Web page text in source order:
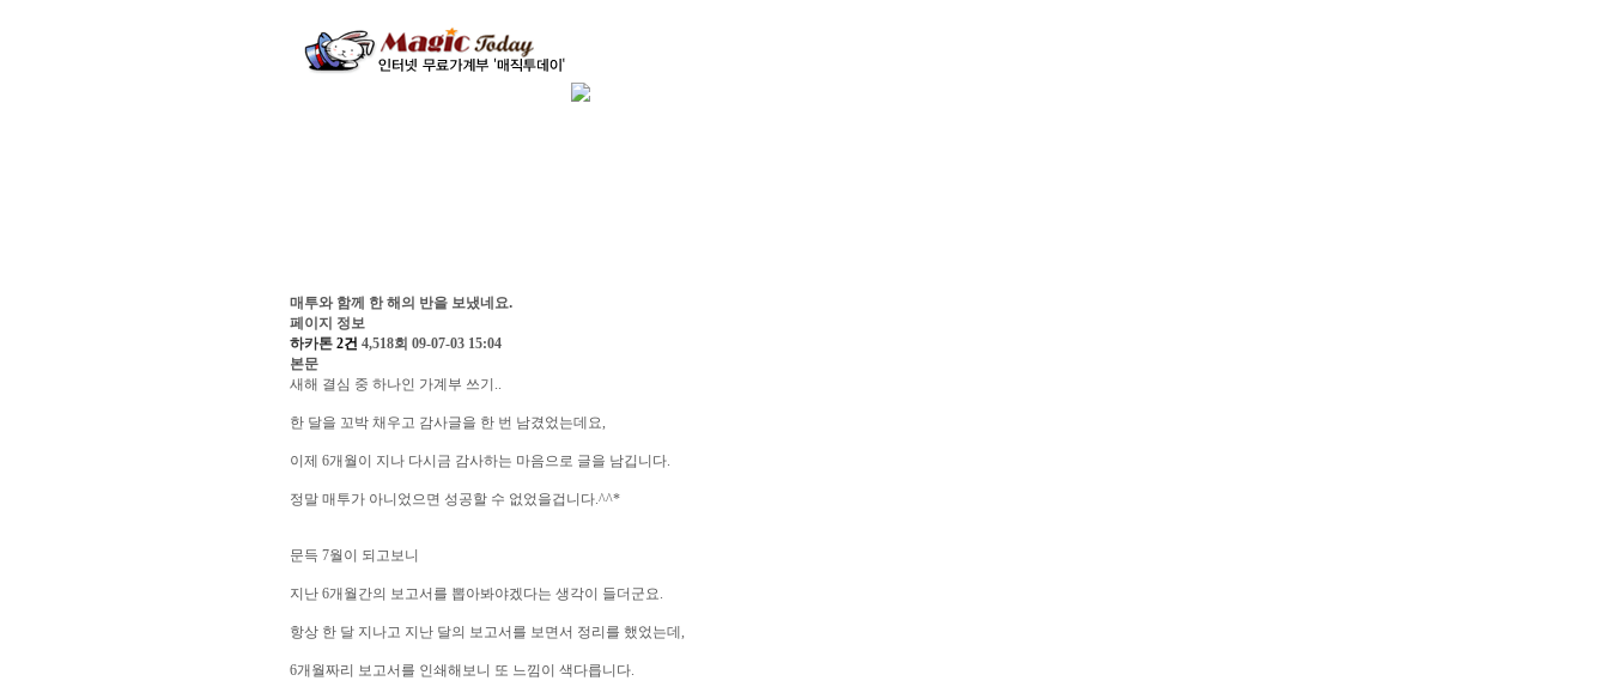
매투와 함께 한 해의 반을 보냈네요.
페이지 정보
하카톤 2건 4,518회 09-07-03 15:04
본문
새해 결심 중 하나인 가계부 쓰기..
한 달을 꼬박 채우고 감사글을 한 번 남겼었는데요,
이제 6개월이 지나 다시금 감사하는 마음으로 글을 남깁니다.
정말 매투가 아니었으면 성공할 수 없었을겁니다.^^*
문득 7월이 되고보니
지난 6개월간의 보고서를 뽑아봐야겠다는 생각이 들더군요.
항상 한 달 지나고 지난 달의 보고서를 보면서 정리를 했었는데,
6개월짜리 보고서를 인쇄해보니 또 느낌이 색다릅니다.